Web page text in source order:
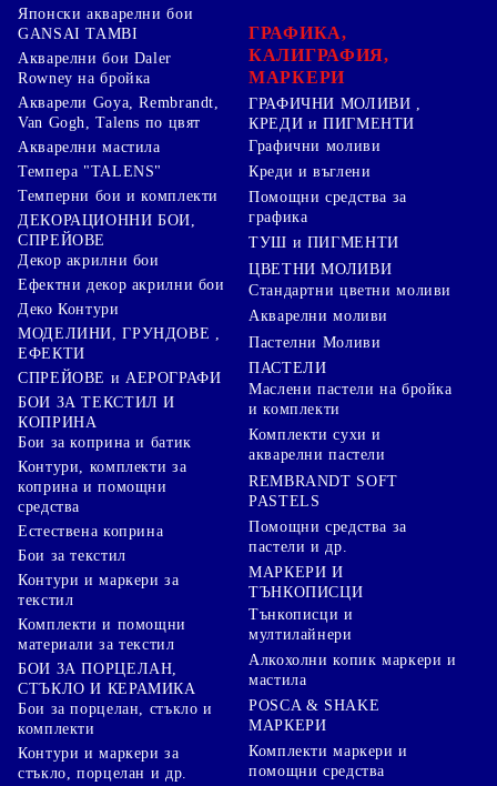
Японски акварелни бои
GANSAI TAMBI
Акварелни бои Daler
Rowney на бройка
Акварели Goya, Rembrandt,
Van Gogh, Talens по цвят
Акварелни мастила
Темпера "TALENS"
Темперни бои и комплекти
ДЕКОРАЦИОННИ БОИ,
СПРЕЙОВЕ
Декор акрилни бои
Ефектни декор акрилни бои
Деко Контури
МОДЕЛИНИ, ГРУНДОВЕ ,
ЕФЕКТИ
СПРЕЙОВЕ и АЕРОГРАФИ
БОИ ЗА ТЕКСТИЛ И
КОПРИНА
Бои за коприна и батик
Контури, комплекти за
коприна и помощни
средства
Естествена коприна
Бои за текстил
Контури и маркери за
текстил
Комплекти и помощни
материали за текстил
БОИ ЗА ПОРЦЕЛАН,
СТЪКЛО И КЕРАМИКА
Бои за порцелан, стъкло и
комплекти
Контури и маркери за
стъкло, порцелан и др.
ГРАФИКА,
КАЛИГРАФИЯ,
МАРКЕРИ
ГРАФИЧНИ МОЛИВИ ,
КРЕДИ и ПИГМЕНТИ
Графични моливи
Креди и въглени
Помощни средства за
графика
ТУШ и ПИГМЕНТИ
ЦВЕТНИ МОЛИВИ
Стандартни цветни моливи
Акварелни моливи
Пастелни Моливи
ПАСТЕЛИ
Маслени пастели на бройка
и комплекти
Комплекти сухи и
акварелни пастели
REMBRANDT SOFT
PASTELS
Помощни средства за
пастели и др.
МАРКЕРИ И
ТЪНКОПИСЦИ
Тънкописци и
мултилайнери
Алкохолни копик маркери и
мастила
POSCA & SHAKE
МАРКЕРИ
Комплекти маркери и
помощни средства